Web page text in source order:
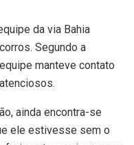
da via Bahia
Segundo a
manteve contato
ainda encontra-se
ele estivesse sem o